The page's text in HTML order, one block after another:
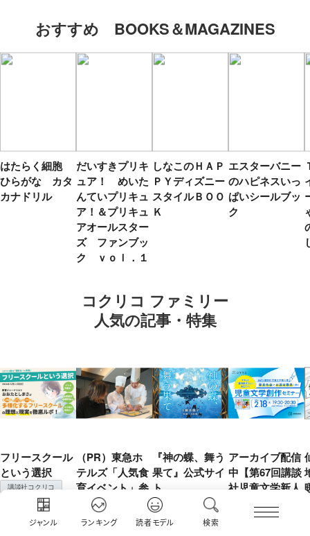
ジャンル ランキング 読者モデル 検索
おすすめ BOOKS＆MAGAZINES
はたらく細胞
ひらがな カタ
カナドリル
だいすきプリキ
ュア！ めいた
んていプリキュ
ア！＆プリキュ
アオールスター
ズ ファンブッ
ク ｖｏｌ．１
しなこのＨＡＰ
ＰＹディズニー
スタイルＢＯＯ
Ｋ
エスターバニー
のハピネスいっ
ぱいシールブッ
ク
コクリコ ファミリー
人気の記事・特集
フリースクール
という選択
講談社コクリコ
（PR）東急ホ
テルズ「人気食
育イベント」参
加レポート 野
菜嫌いの娘を変
『神の蝶、舞う
果て』公式サイ
ト
講談社コクリコ
アーカイブ配信
中【第67回講談
社児童文学新人
前選考委員に聞